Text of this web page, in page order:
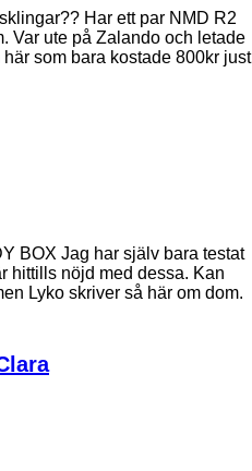
Har ett par NMD R2
Var ute på Zalando och letade
som bara kostade 800kr just
BOX Jag har själv bara testat
hittills nöjd med dessa. Kan
Lyko skriver så här om dom.